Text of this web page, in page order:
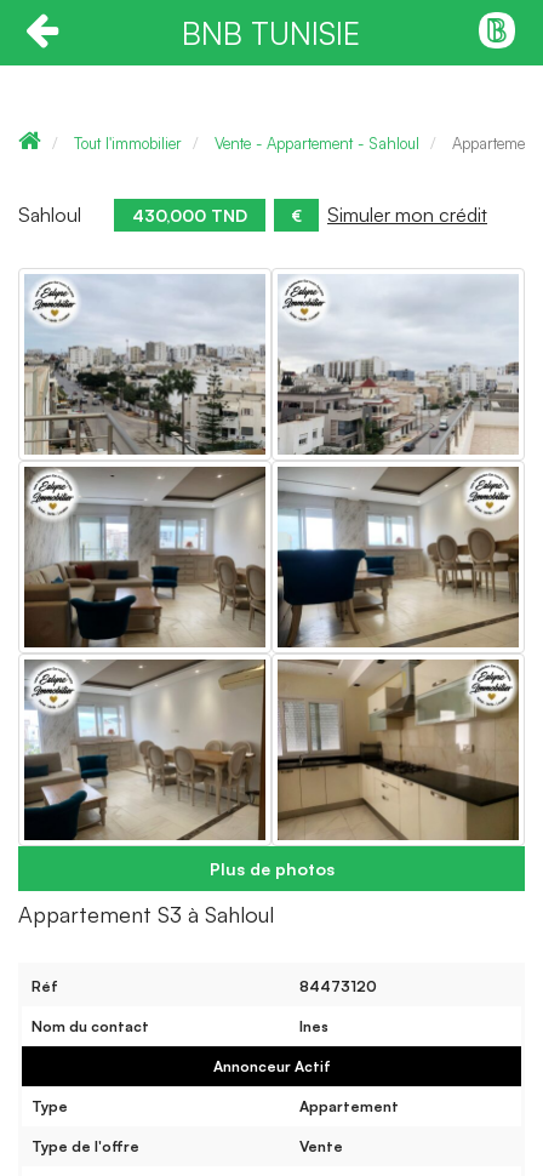
BNB TUNISIE
Tout l'immobilier Vente - Appartement - Sahloul
Sahloul 430,000 TND € Simuler mon crédit
Plus de photos
Appartement S3 à Sahloul
Réf 84473120
Nom du contact Ines
Annonceur Actif
Type Appartement
Type de l'offre Vente